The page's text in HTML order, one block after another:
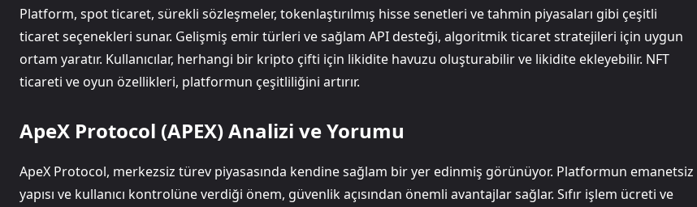
Platform, spot ticaret, sürekli sözleşmeler, tokenlaştırılmış hisse senetleri ve tahmin piyasaları gibi çeşitli
ticaret seçenekleri sunar. Gelişmiş emir türleri ve sağlam API desteği, algoritmik ticaret stratejileri için uygun
ortam yaratır. Kullanıcılar, herhangi bir kripto çifti için likidite havuzu oluşturabilir ve likidite ekleyebilir. NFT
ticareti ve oyun özellikleri, platformun çeşitliliğini artırır.
ApeX Protocol (APEX) Analizi ve Yorumu
ApeX Protocol, merkezsiz türev piyasasında kendine sağlam bir yer edinmiş görünüyor. Platformun emanetsiz
yapısı ve kullanıcı kontrolüne verdiği önem, güvenlik açısından önemli avantajlar sağlar. Sıfır işlem ücreti ve